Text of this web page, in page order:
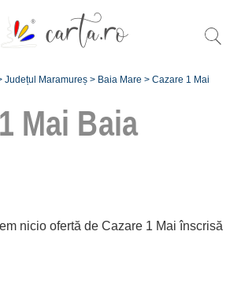
Județul Maramureș > Baia Mare > Cazare 1 Mai
Mai Baia
nicio ofertă de Cazare 1 Mai înscrisă